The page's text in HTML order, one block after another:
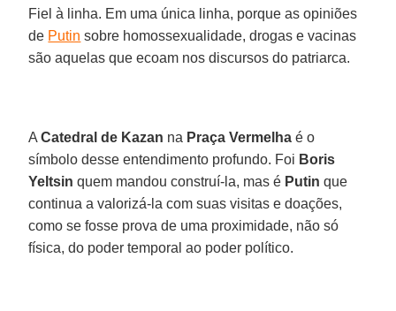
Fiel à linha. Em uma única linha, porque as opiniões
de Putin sobre homossexualidade, drogas e vacinas
são aquelas que ecoam nos discursos do patriarca.
ACatedral de Kazan na Praça Vermelha é o
símbolo desse entendimento profundo. Foi Boris
Yeltsin quem mandou construí-la, mas é Putin que
continua a valorizá-la com suas visitas e doações,
como se fosse prova de uma proximidade, não só
física, do poder temporal ao poder político.